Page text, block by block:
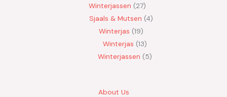
Winterjassen
27
Sjaals & Mutsen 4
Winterjas 19
Winterjas 13
Winterjassen
5
About Us